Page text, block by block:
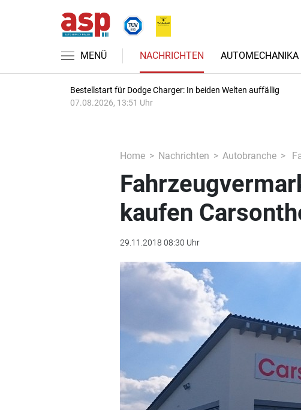
MENÜ NACHRICHTEN
Bestellstart für Dodge Charger: In beiden Welten auffällig
07.08.2026, 13:51 Uhr
Home Nachrichten Autobranche
kaufen
29.11.2018 08:30 Uhr